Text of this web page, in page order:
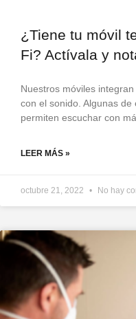
¿Tiene tu móvil
Fi? Actívala y
Nuestros móviles
con el sonido. Algunas
permiten escuchar con
LEER MÁS »
octubre 21, 2022 No hay